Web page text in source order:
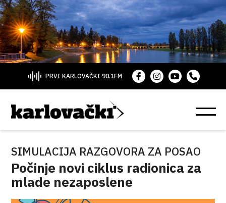
PRVI KARLOVAČKI 90.1FM
SIMULACIJA RAZGOVORA ZA POSAO
Počinje novi ciklus radionica za
mlade nezaposlene